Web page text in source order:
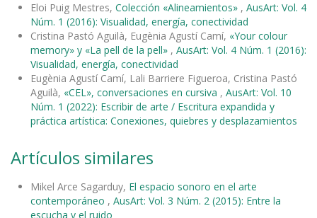
Eloi Puig Mestres, Colección «Alineamientos» , AusArt: Vol. 4
Núm. 1 (2016): Visualidad, energía, conectividad
Cristina Pastó Aguilà, Eugènia Agustí Camí, «Your colour
memory» y «La pell de la pell» , AusArt: Vol. 4 Núm. 1 (2016):
Visualidad, energía, conectividad
Eugènia Agustí Camí, Lali Barriere Figueroa, Cristina Pastó
Aguilà, «CEL», conversaciones en cursiva , AusArt: Vol. 10
Núm. 1 (2022): Escribir de arte / Escritura expandida y
práctica artística: Conexiones, quiebres y desplazamientos
Artículos similares
Mikel Arce Sagarduy, El espacio sonoro en el arte
contemporáneo , AusArt: Vol. 3 Núm. 2 (2015): Entre la
escucha y el ruido